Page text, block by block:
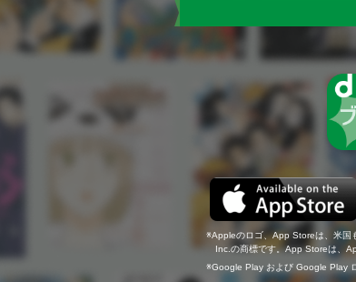
Appleのロゴ、App Storeは、米国
Inc.の商標です。App Storeは、
Google Play および Google Play